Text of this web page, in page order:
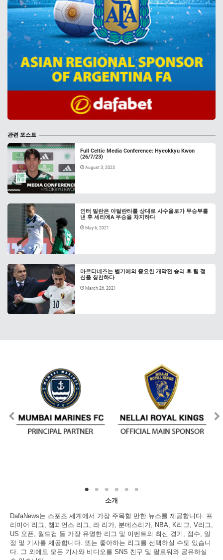
관련 포스트
Full Celtic Media Conference: Hyeokkyu Kwon
(26/7/23)
August 3, 2023
인터 밀란은 아탈란타를 상대로 사수올로가 무승부를
낸 후 세리에A 우승을 차지하다
May 6, 2021
마르티네즈는 벨기에의 중요한 개막전 승리 후 팀 정
신을 칭찬하다
March 26, 2021
소개
DafaNews는 스포츠 세계에서 가장 주목할 만한 뉴스를 제공합니다. 프
리미어 리그, 챔피언스 리그, 라 리가, 분데스리가, NBA, K리그, V리그,
US 오픈, 월드컵 등 가장 유명한 리그 및 이벤트의 최신 경기, 점수, 일
정 및 기사를 제공합니다. 또는 좋아하는 리그를 선택하실 수도 있습니
다. 그 외에도 모든 기사와 비디오를 SNS 친구 및 팔로워와 공유하실